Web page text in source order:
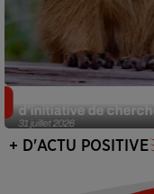
31 juillet 2026
d’initiative de
+ D'ACTU POSITIVE